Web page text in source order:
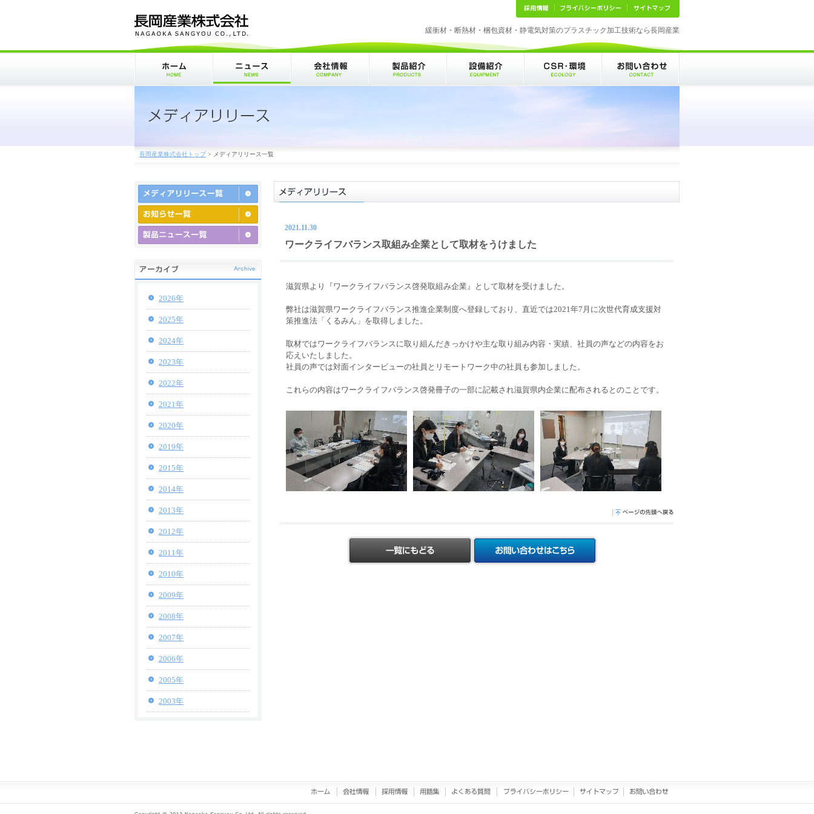
緩衝材・断熱材・梱包資材・静電気対策のプラスチック加工技術なら長岡産業
長岡産業株式会社トップ> メディアリリース一覧
2026年
2025年
2024年
2023年
2022年
2021年
2020年
2019年
2015年
2014年
2013年
2012年
2011年
2010年
2009年
2008年
2007年
2006年
2005年
2003年
2021.11.30
ワークライフバランス取組み企業として取材をうけました
滋賀県より『ワークライフバランス啓発取組み企業』として取材を受けました。
弊社は滋賀県ワークライフバランス推進企業制度へ登録しており、直近では2021年7月に次世代育成支援対
策推進法「くるみん」を取得しました。
取材ではワークライフバランスに取り組んだきっかけや主な取り組み内容・実績、社員の声などの内容をお
応えいたしました。
社員の声では対面インタービューの社員とリモートワーク中の社員も参加しました。
これらの内容はワークライフバランス啓発冊子の一部に記載され滋賀県内企業に配布されるとのことです。